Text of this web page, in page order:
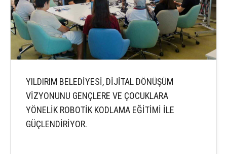
YILDIRIM BELEDİYESİ, DİJİTAL DÖNÜŞÜM
VİZYONUNU GENÇLERE VE ÇOCUKLARA
YÖNELİK ROBOTİK KODLAMA EĞİTİMİ İLE
GÜÇLENDİRİYOR.